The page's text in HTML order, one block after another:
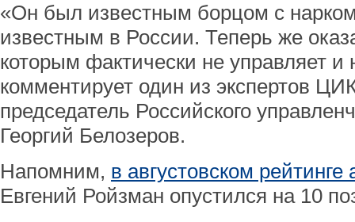
«Он был известным борцом с
известным в России. Теперь же
которым фактически не управляет и
комментирует один из экспертов
председатель Российского
Георгий Белозеров.
Напомним, в августовском
Евгений Ройзман опустился на 10